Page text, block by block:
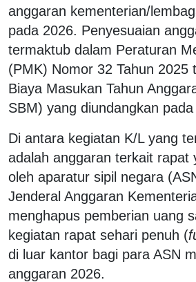
anggaran kementerian/
pada 2026. Penyesuaian
termaktub dalam Peraturan
(PMK) Nomor 32 Tahun 2025
Biaya Masukan Tahun
SBM) yang diundangkan
Di antara kegiatan K/L yang
adalah anggaran terkait rapat
oleh aparatur sipil negara
Jenderal Anggaran
menghapus pemberian uang
kegiatan rapat sehari penuh (
di luar kantor bagi para ASN
anggaran 2026.